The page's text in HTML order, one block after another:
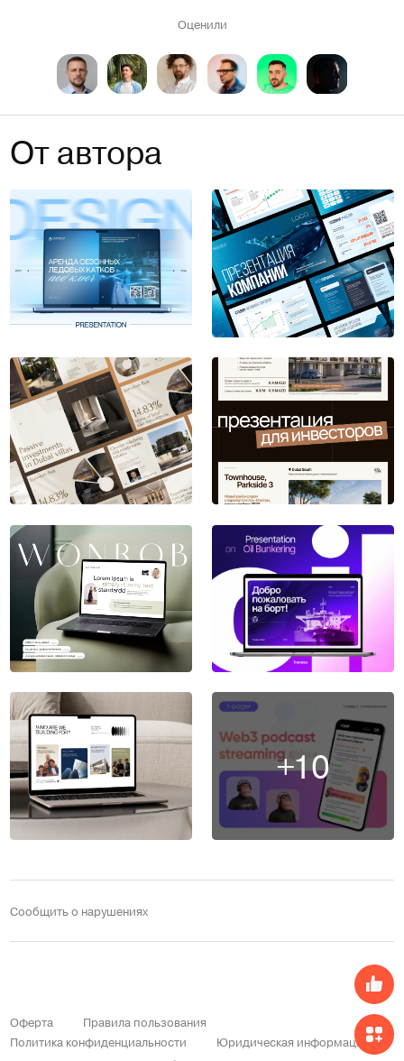
Оценили
От автора
+10
Сообщить о нарушениях
Оферта
Правила пользования
Политика конфиденциальности
Юридическая информация